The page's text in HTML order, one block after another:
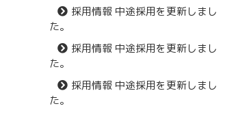
採用情報 中途採用を更新しまし
た。
採用情報 中途採用を更新しまし
た。
採用情報 中途採用を更新しまし
た。